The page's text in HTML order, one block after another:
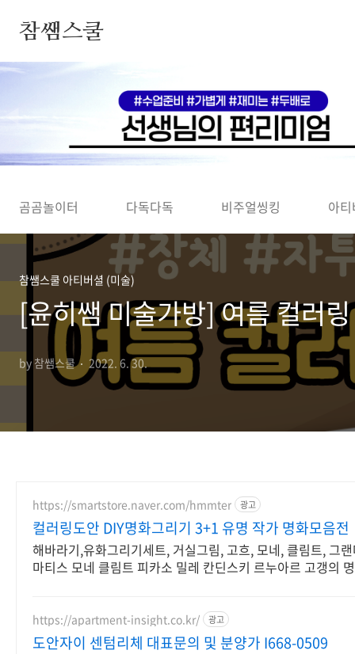
참쌤스쿨
◀
곰곰놀이터 다독다독 비주얼씽킹 아
참쌤스쿨 아티버셜 (미술)
[윤히쌤 미술가방] 여름 컬러
by 참쌤스쿨 2022. 6. 30.
https://smartstore.naver.com/hmmter 광고
컬러링도안 DIY명화그리기 3+1 유명 작가 명화모음전
해바라기,유화그리기세트, 거실그림, 고흐, 모네, 클림트, 그
마티스 모네 클림트 피카소 밀레 칸딘스키 르누아르 고갱의
https://apartment-insight.co.kr/ 광고
도안자이 센텀리체 대표문의 및 분양가 I668-0509